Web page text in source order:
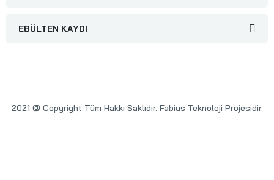
EBÜLTEN KAYDI
2021 @ Copyright Tüm Hakkı Saklıdır. Fabius Teknoloji Projesidir.